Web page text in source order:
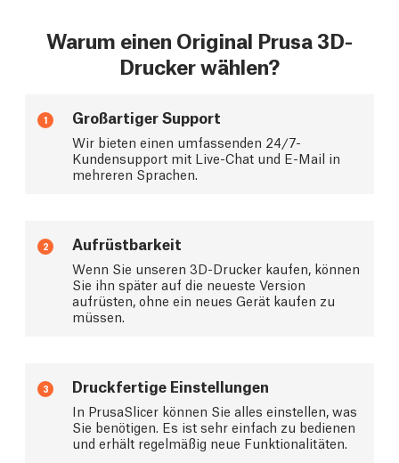
Warum einen Original Prusa 3D-
Drucker wählen?
1 Großartiger Support
Wir bieten einen umfassenden 24/7-
Kundensupport mit Live-Chat und E-Mail in
mehreren Sprachen.
2 Aufrüstbarkeit
Wenn Sie unseren 3D-Drucker kaufen, können
Sie ihn später auf die neueste Version
aufrüsten, ohne ein neues Gerät kaufen zu
müssen.
3 Druckfertige Einstellungen
In PrusaSlicer können Sie alles einstellen, was
Sie benötigen. Es ist sehr einfach zu bedienen
und erhält regelmäßig neue Funktionalitäten.